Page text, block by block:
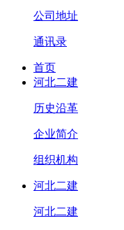
公司地址
通讯录
首页
河北二建
历史沿革
企业简介
组织机构
河北二建
河北二建